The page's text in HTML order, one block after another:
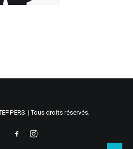
| Tous droits réservés.